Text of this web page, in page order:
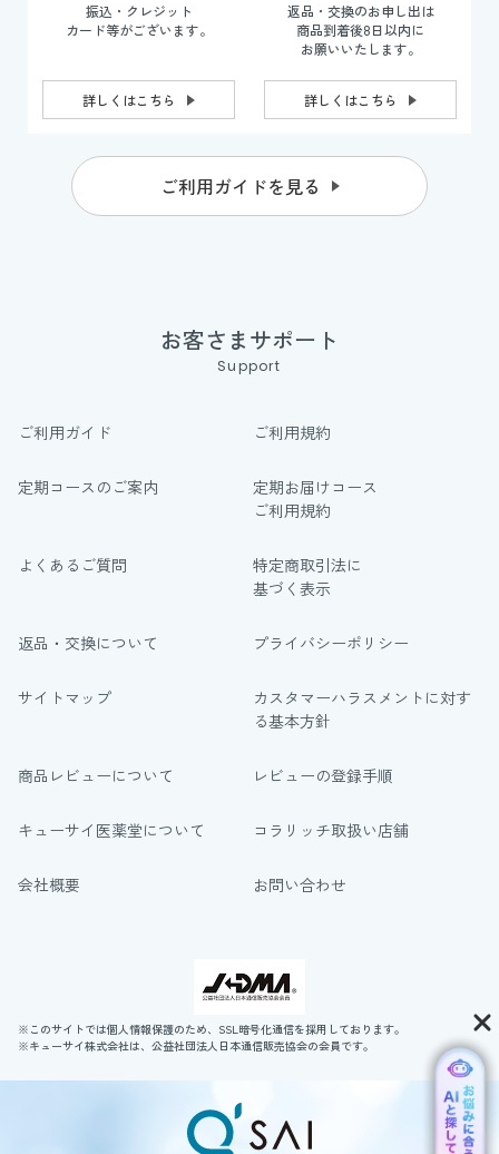
振込・クレジット
カード等がございます。
詳しくはこちら
返品・交換のお申し出は
商品到着後8日以内に
お願いいたします。
詳しくはこちら
ご利用ガイドを見る
お客さまサポート
Support
ご利用ガイド ご利用規約
定期コースのご案内
定期お届けコース
ご利用規約
よくあるご質問
特定商取引法に
基づく表示
返品・交換について プライバシーポリシー
サイトマップ
カスタマーハラスメントに対す
る基本方針
商品レビューについて レビューの登録手順
キューサイ医薬堂について コラリッチ取扱い店舗
会社概要 お問い合わせ
※このサイトでは個人情報保護のため、SSL暗号化通信を採用しております。
※キューサイ株式会社は、公益社団法人日本通信販売協会の会員です。